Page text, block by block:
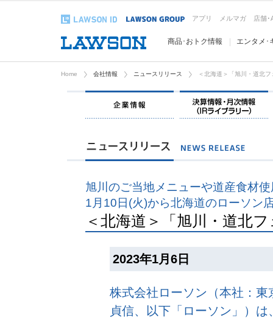
アプリ メルマガ 店舗･
商品･おトク情報 エンタメ･
Home 会社情報 ニュースリリース ＜北海道＞「旭川・道北
企業情報
旭川のご当地メニューや道産食材
1月10日(火)から北海道のローソン
＜北海道＞「旭川・道北
2023年1月6日
株式会社ローソン（本社：
貞信、以下「ローソン」）